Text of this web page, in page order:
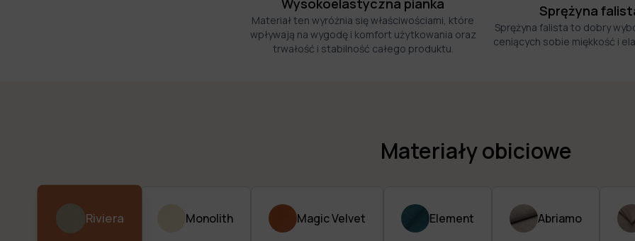
Wysokoelastyczna pianka
Materiał ten wyróżnia się właściwościami, które
wpływają na wygodę i komfort użytkowania oraz
trwałość i stabilność całego produktu.
Sprężyna
Sprężyna falista to dobry
ceniących sobie miękkość i
Materiały obiciowe
Riviera Monolith Magic Velvet Element Abriamo